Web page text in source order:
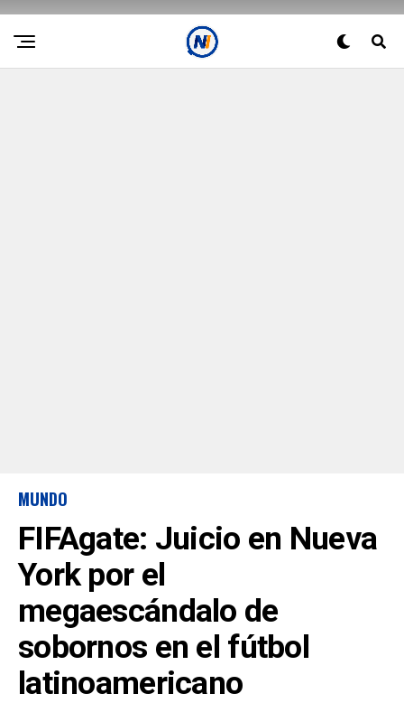
MUNDO
FIFAgate: Juicio en Nueva
York por el
megaescándalo de
sobornos en el fútbol
latinoamericano